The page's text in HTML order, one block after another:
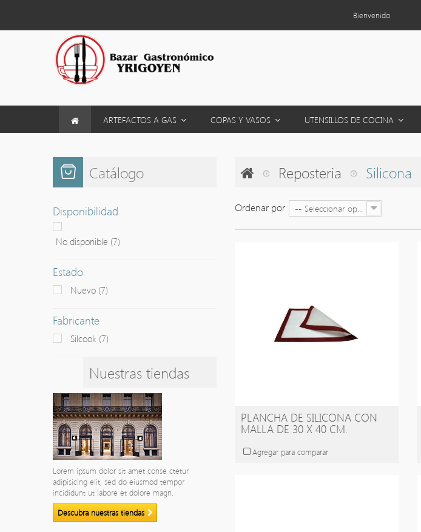
Bienvenido
ARTEFACTOS A GAS COPAS Y VASOS UTENSILLOS DE COCINA
Catálogo
Disponibilidad
No disponible (7)
Estado
Nuevo (7)
Fabricante
Silcook (7)
Nuestras tiendas
Lorem ipsum dolor sit amet conse ctetur
adipisicing elit, sed do eiusmod tempor
incididunt ut labore et dolore magn.
Descubra nuestras tiendas
Reposteria Silicona
Ordenar por -- Seleccionar opción --
PLANCHA DE SILICONA CON
MALLA DE 30 X 40 CM.
Agregar para comparar